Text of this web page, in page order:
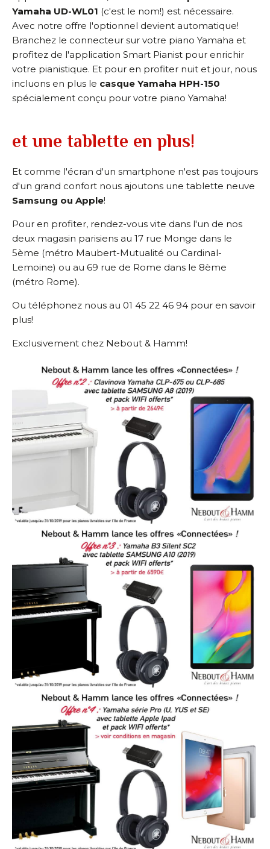
Yamaha UD-WL01 (c'est le nom!) est nécessaire.
Avec notre offre l'optionnel devient automatique!
Branchez le connecteur sur votre piano Yamaha et
profitez de l'application Smart Pianist pour enrichir
votre pianistique. Et pour en profiter nuit et jour, nous
incluons en plus le casque Yamaha HPH-150
spécialement conçu pour votre piano Yamaha!
et une tablette en plus!
Et comme l'écran d'un smartphone n'est pas toujours
d'un grand confort nous ajoutons une tablette neuve
Samsung ou Apple!
Pour en profiter, rendez-vous vite dans l'un de nos
deux magasin parisiens au 17 rue Monge dans le
5ème (métro Maubert-Mutualité ou Cardinal-
Lemoine) ou au 69 rue de Rome dans le 8ème
(métro Rome).
Ou téléphonez nous au 01 45 22 46 94 pour en savoir
plus!
Exclusivement chez Nebout & Hamm!